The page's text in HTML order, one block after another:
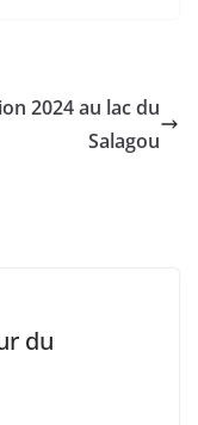
2024 au lac du
Salagou
du